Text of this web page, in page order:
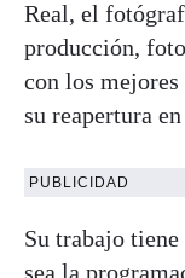
Real, el
producción,
con los mejores
su reapertura
PUBLICIDAD
Su trabajo
sea la